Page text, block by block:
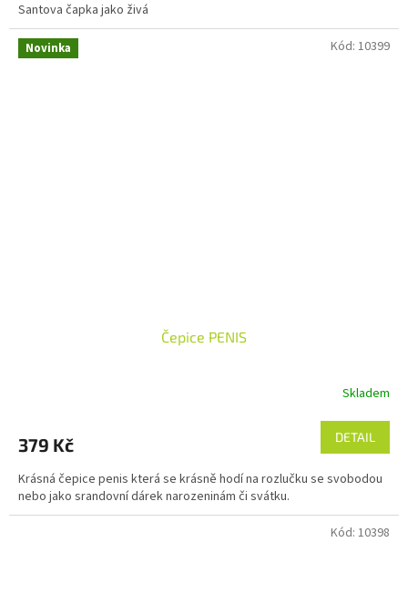
Santova čapka jako živá
Novinka
Čepice PENIS
Skladem
379 Kč DETAIL
Krásná čepice penis která se krásně hodí na rozlučku se svobodou
nebo jako srandovní dárek narozeninám či svátku.
Kód: 10399
Kód: 10398